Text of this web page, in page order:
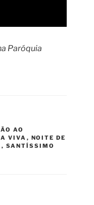
Paróquia
AO
VIVA , NOITE DE
, SANTÍSSIMO